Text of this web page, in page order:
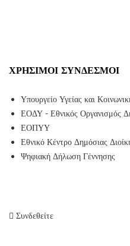
ΧΡΉΣΙΜΟΙ ΣΎΝΔΕΣΜΟΙ
Υπουργείο Υγείας και
ΕΟΔΥ - Εθνικός Οργανισμός
ΕΟΠΥΥ
Εθνικό Κέντρο Δημόσιας
Ψηφιακή Δήλωση Γέννησης
Συνδεθείτε